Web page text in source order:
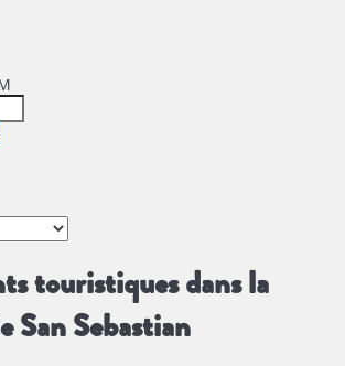
touristiques dans la
San Sebastian